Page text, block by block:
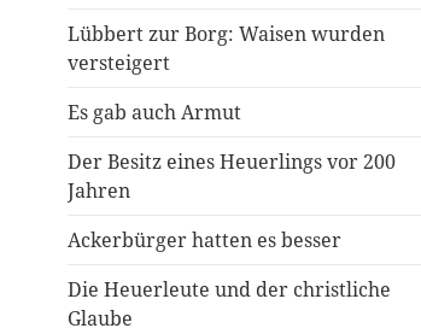
Lübbert zur Borg: Waisen wurden
versteigert
Es gab auch Armut
Der Besitz eines Heuerlings vor 200
Jahren
Ackerbürger hatten es besser
Die Heuerleute und der christliche
Glaube